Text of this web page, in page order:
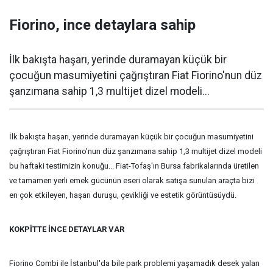
Fiorino, ince detaylara sahip
İlk bakışta haşarı, yerinde duramayan küçük bir
çocuğun masumiyetini çağrıştıran Fiat Fiorino'nun düz
şanzımana sahip 1,3 multijet dizel modeli...
İlk bakışta haşarı, yerinde duramayan küçük bir çocuğun masumiyetini
çağrıştıran Fiat Fiorino'nun düz şanzımana sahip 1,3 multijet dizel modeli
bu haftaki testimizin konuğu... Fiat-Tofaş'ın Bursa fabrikalarında üretilen
ve tamamen yerli emek gücünün eseri olarak satışa sunulan araçta bizi
en çok etkileyen, haşarı duruşu, çevikliği ve estetik görüntüsüydü.
KOKPİTTE İNCE DETAYLAR VAR
Fiorino Combi ile İstanbul'da bile park problemi yaşamadık desek yalan